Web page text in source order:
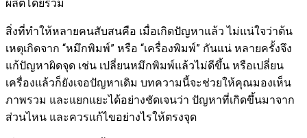
ผลิตโดยรวม
สิ่งที่ทำให้หลายคนสับสนคือ เมื่อเกิดปัญหาแล้ว ไม่แน่ใจว่าต้น
เหตุเกิดจาก “หมึกพิมพ์” หรือ “เครื่องพิมพ์” กันแน่ หลายครั้งจึง
แก้ปัญหาผิดจุด เช่น เปลี่ยนหมึกพิมพ์แล้วไม่ดีขึ้น หรือเปลี่ยน
เครื่องแล้วก็ยังเจอปัญหาเดิม บทความนี้จะช่วยให้คุณมองเห็น
ภาพรวม และแยกแยะได้อย่างชัดเจนว่า ปัญหาที่เกิดขึ้นมาจาก
ส่วนไหน และควรแก้ไขอย่างไรให้ตรงจุด